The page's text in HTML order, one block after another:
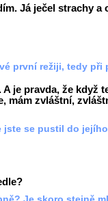
Já ječel strachy a
první režiji, tedy při
je pravda, že když
mám zvláštní,
jste se pustil do jejího